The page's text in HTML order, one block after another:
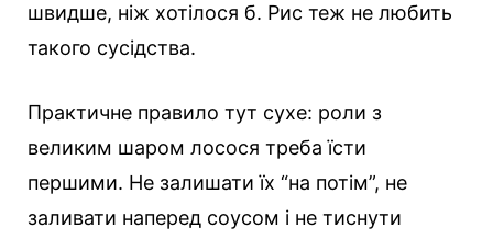
швидше, ніж хотілося б. Рис теж не любить
такого сусідства.
Практичне правило тут сухе: роли з
великим шаром лосося треба їсти
першими. Не залишати їх “на потім”, не
заливати наперед соусом і не тиснути